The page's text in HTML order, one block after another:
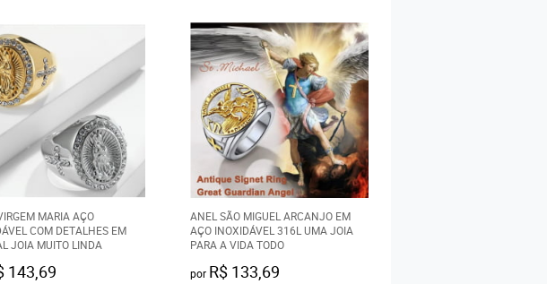
MARIA AÇO
COM DETALHES EM
JOIA MUITO LINDA
143,69
ANEL SÃO MIGUEL ARCANJO EM
AÇO INOXIDÁVEL 316L UMA JOIA
PARA A VIDA TODO
por R$ 133,69